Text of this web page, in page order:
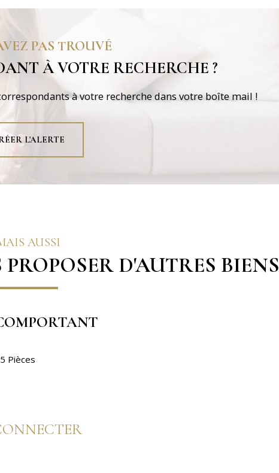
PAS TROUVÉ
À VOTRE RECHERCHE ?
à votre recherche dans votre boîte mail !
L'ALERTE
MAIS AUSSI
D'AUTRES BIENS
5 Pièces